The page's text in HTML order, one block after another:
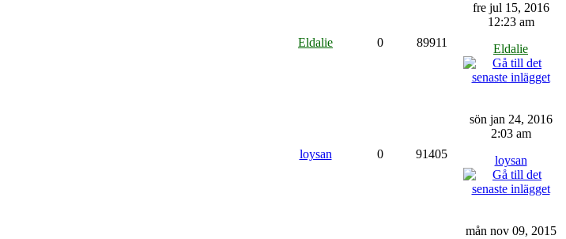
Eldalie 0 89911
fre jul 15, 2016
12:23 am
Eldalie
loysan 0 91405
sön jan 24, 2016
2:03 am
loysan
mån nov 09, 2015